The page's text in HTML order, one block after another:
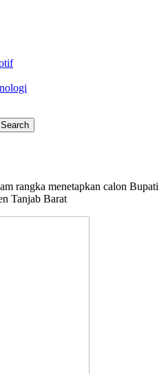
rangka menetapkan calon Bupati
Tanjab Barat